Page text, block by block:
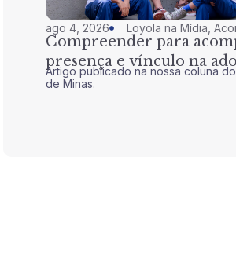
ago 4, 2026 Loyola na Mídia ,
Compreender para
presença e vínculo na
Artigo publicado na nossa coluna
de Minas.